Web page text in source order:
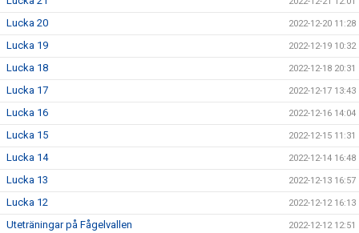
Lucka 20 2022-12-20 11:28
Lucka 19 2022-12-19 10:32
Lucka 18 2022-12-18 20:31
Lucka 17 2022-12-17 13:43
Lucka 16 2022-12-16 14:04
Lucka 15 2022-12-15 11:31
Lucka 14 2022-12-14 16:48
Lucka 13 2022-12-13 16:57
Lucka 12 2022-12-12 16:13
Uteträningar på Fågelvallen 2022-12-12 12:51